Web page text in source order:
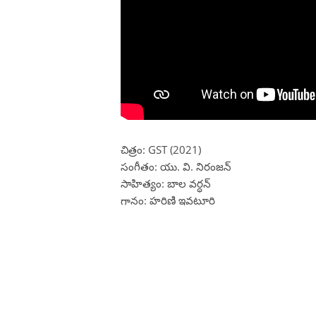
చిత్రం: GST (2021)
సంగీతం: యు. వి. నిరంజన్
సాహిత్యం: బాల వర్ధన్
గానం: హరిణి ఇవటూరి